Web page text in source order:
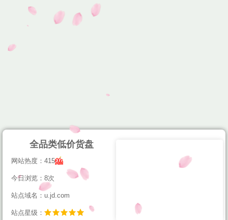
全品类低价货盘
网站热度：415
今日浏览：8次
站点域名：u.jd.com
站点星级：